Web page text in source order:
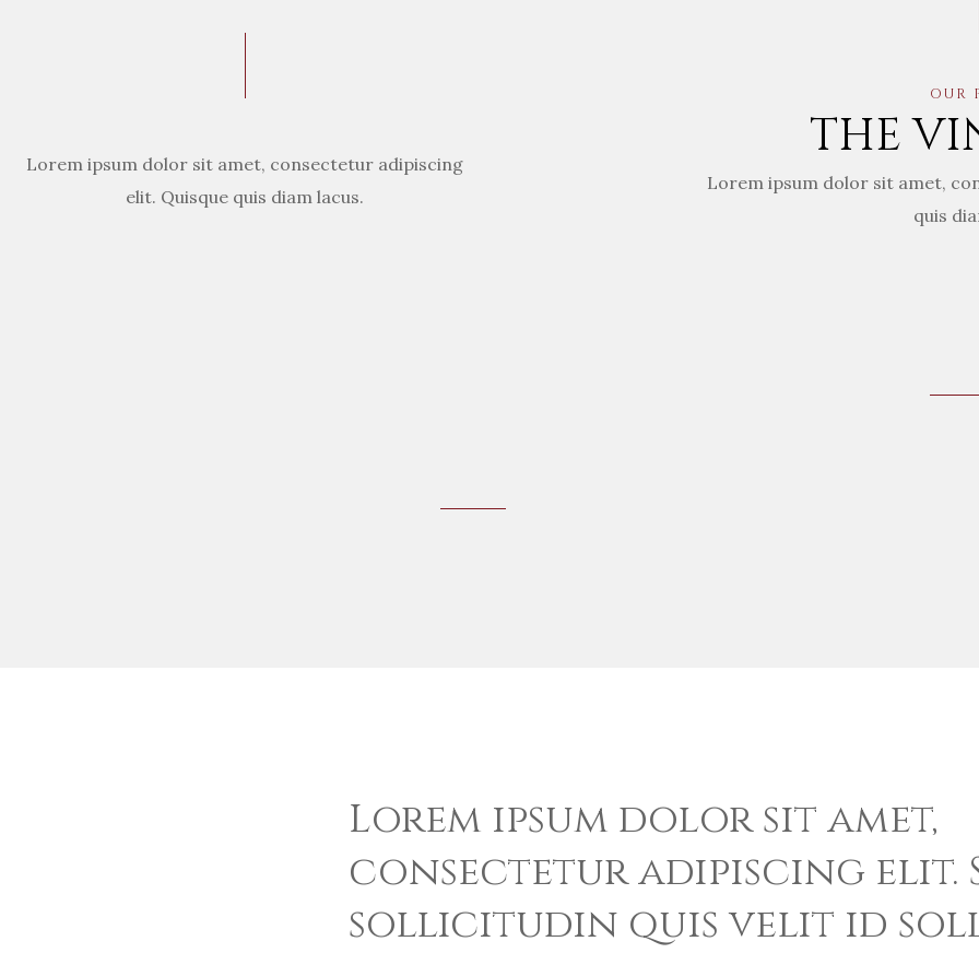
Lorem ipsum dolor sit amet, consectetur adipiscing
elit. Quisque quis diam lacus.
OUR
THE
Lorem ipsum dolor sit amet,
quis
Lorem ipsum dolor sit amet,
consectetur adipiscing elit.
sollicitudin quis velit id